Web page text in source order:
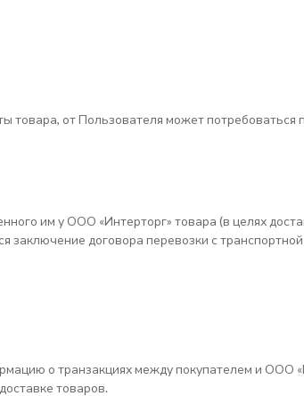
товара, от Пользователя может потребоваться
им у ООО «Интерторг» товара (в целях
договора перевозки с
о транзакциях между покупателем и ООО
товаров.